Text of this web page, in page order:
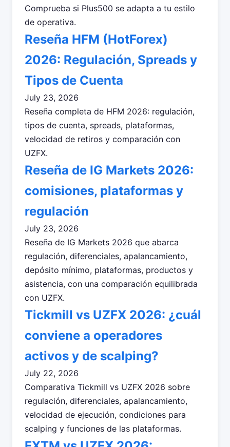
Comprueba si Plus500 se adapta a tu estilo
de operativa.
Reseña HFM (HotForex)
2026: Regulación, Spreads y
Tipos de Cuenta
July 23, 2026
Reseña completa de HFM 2026: regulación,
tipos de cuenta, spreads, plataformas,
velocidad de retiros y comparación con
UZFX.
Reseña de IG Markets 2026:
comisiones, plataformas y
regulación
July 23, 2026
Reseña de IG Markets 2026 que abarca
regulación, diferenciales, apalancamiento,
depósito mínimo, plataformas, productos y
asistencia, con una comparación equilibrada
con UZFX.
Tickmill vs UZFX 2026: ¿cuál
conviene a operadores
activos y de scalping?
July 22, 2026
Comparativa Tickmill vs UZFX 2026 sobre
regulación, diferenciales, apalancamiento,
velocidad de ejecución, condiciones para
scalping y funciones de las plataformas.